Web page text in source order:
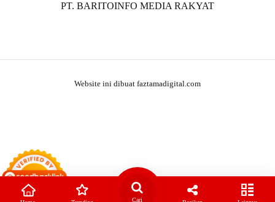
PT. BARITOINFO MEDIA RAKYAT
Website ini dibuat faztamadigital.com
Cari